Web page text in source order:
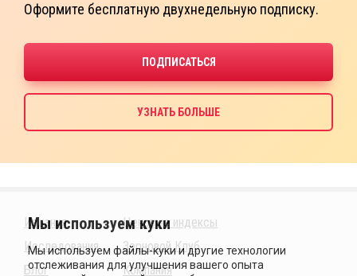
Оформите бесплатную двухнедельную подписку.
Издания
Исследования
Блог
Ценовые индексы
Зерновой Клуб
Компания